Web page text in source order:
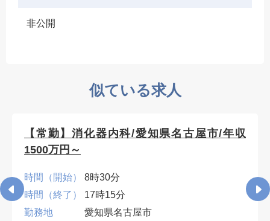
非公開
似ている求人
【常勤】消化器内科/愛知県名古屋市/年収
1500万円～
時間（開始）
8時30分
時間（終了）
17時15分
勤務地
愛知県名古屋市